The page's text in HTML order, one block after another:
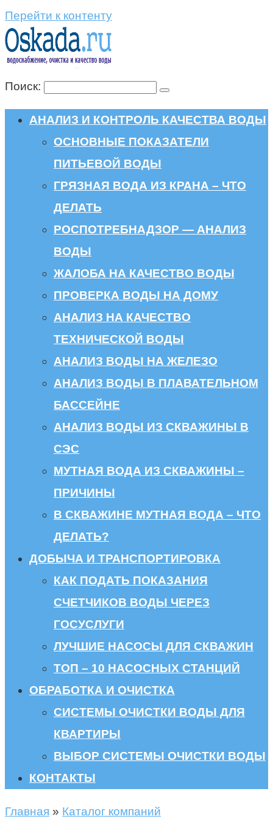
Перейти к контенту
Поиск:
АНАЛИЗ И КОНТРОЛЬ КАЧЕСТВА ВОДЫ
ОСНОВНЫЕ ПОКАЗАТЕЛИ
ПИТЬЕВОЙ ВОДЫ
ГРЯЗНАЯ ВОДА ИЗ КРАНА – ЧТО
ДЕЛАТЬ
РОСПОТРЕБНАДЗОР — АНАЛИЗ
ВОДЫ
ЖАЛОБА НА КАЧЕСТВО ВОДЫ
ПРОВЕРКА ВОДЫ НА ДОМУ
АНАЛИЗ НА КАЧЕСТВО
ТЕХНИЧЕСКОЙ ВОДЫ
АНАЛИЗ ВОДЫ НА ЖЕЛЕЗО
АНАЛИЗ ВОДЫ В ПЛАВАТЕЛЬНОМ
БАССЕЙНЕ
АНАЛИЗ ВОДЫ ИЗ СКВАЖИНЫ В
СЭС
МУТНАЯ ВОДА ИЗ СКВАЖИНЫ –
ПРИЧИНЫ
В СКВАЖИНЕ МУТНАЯ ВОДА – ЧТО
ДЕЛАТЬ?
ДОБЫЧА И ТРАНСПОРТИРОВКА
КАК ПОДАТЬ ПОКАЗАНИЯ
СЧЕТЧИКОВ ВОДЫ ЧЕРЕЗ
ГОСУСЛУГИ
ЛУЧШИЕ НАСОСЫ ДЛЯ СКВАЖИН
ТОП – 10 НАСОСНЫХ СТАНЦИЙ
ОБРАБОТКА И ОЧИСТКА
СИСТЕМЫ ОЧИСТКИ ВОДЫ ДЛЯ
КВАРТИРЫ
ВЫБОР СИСТЕМЫ ОЧИСТКИ ВОДЫ
КОНТАКТЫ
Главная » Каталог компаний